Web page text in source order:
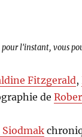
pour l'instant, vous
Fitzgerald,
de
Siodmak